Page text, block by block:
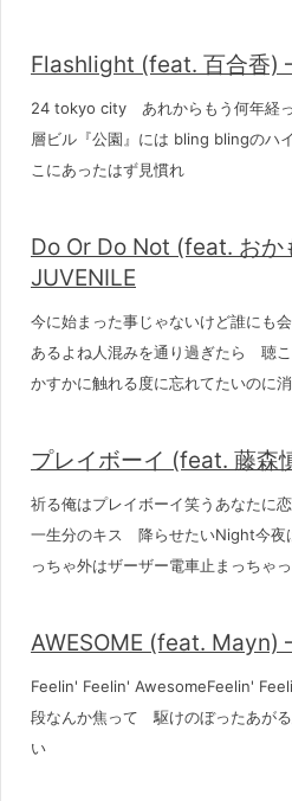
Flashlight (feat. 百合香)
24 tokyo city あれからもう何年経
層ビル『公園』には bling blingのハ
こにあったはず見慣れ
Do Or Do Not (feat. おか
JUVENILE
今に始まった事じゃないけど誰にも
あるよね人混みを通り過ぎたら 聴
かすかに触れる度に忘れてたいのに
プレイボーイ (feat. 藤森
祈る俺はプレイボーイ笑うあなたに
一生分のキス 降らせたいNight今夜
っちゃ外はザーザー電車止まっちゃ
AWESOME (feat. Mayn)
Feelin' Feelin' AwesomeFeelin'
段なんか焦って 駆けのぼったあが
い